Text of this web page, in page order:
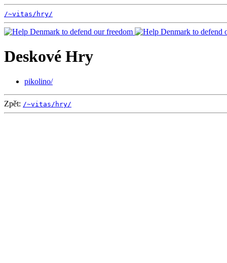
/~vitas/ hry/
Deskové Hry
pikolino/
Zpět: /~vitas/ hry/